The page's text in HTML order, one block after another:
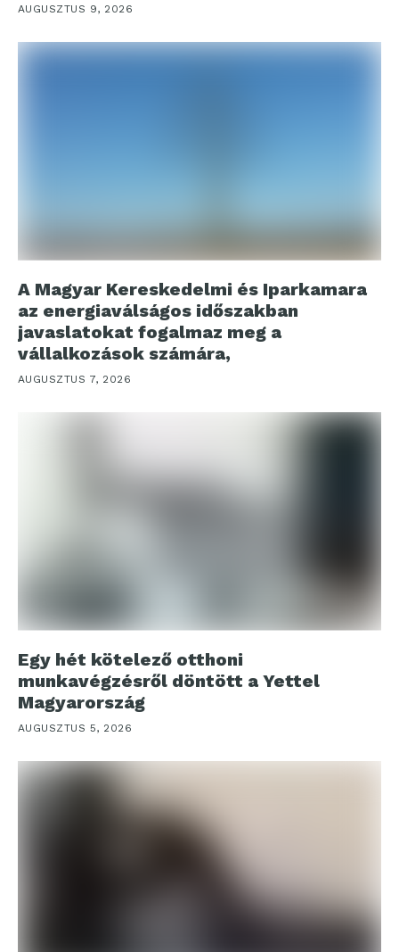
AUGUSZTUS 9, 2026
A Magyar Kereskedelmi és Iparkamara
az energiaválságos időszakban
javaslatokat fogalmaz meg a
vállalkozások számára,
AUGUSZTUS 7, 2026
Egy hét kötelező otthoni
munkavégzésről döntött a Yettel
Magyarország
AUGUSZTUS 5, 2026